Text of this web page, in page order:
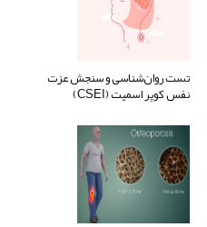
تست روان‌شناسی و سنجش عزت
نفس کوپر اسمیت (CSEI)